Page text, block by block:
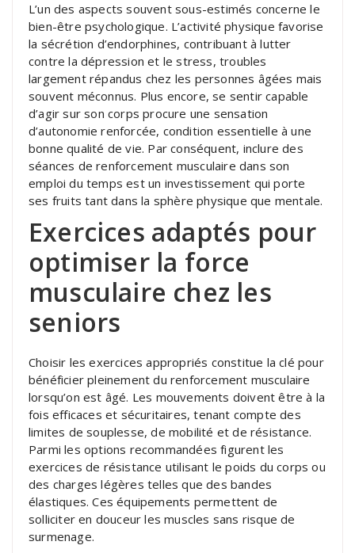
L’un des aspects souvent sous-estimés concerne le
bien-être psychologique. L’activité physique favorise
la sécrétion d’endorphines, contribuant à lutter
contre la dépression et le stress, troubles
largement répandus chez les personnes âgées mais
souvent méconnus. Plus encore, se sentir capable
d’agir sur son corps procure une sensation
d’autonomie renforcée, condition essentielle à une
bonne qualité de vie. Par conséquent, inclure des
séances de renforcement musculaire dans son
emploi du temps est un investissement qui porte
ses fruits tant dans la sphère physique que mentale.
Exercices adaptés pour
optimiser la force
musculaire chez les
seniors
Choisir les exercices appropriés constitue la clé pour
bénéficier pleinement du renforcement musculaire
lorsqu’on est âgé. Les mouvements doivent être à la
fois efficaces et sécuritaires, tenant compte des
limites de souplesse, de mobilité et de résistance.
Parmi les options recommandées figurent les
exercices de résistance utilisant le poids du corps ou
des charges légères telles que des bandes
élastiques. Ces équipements permettent de
solliciter en douceur les muscles sans risque de
surmenage.